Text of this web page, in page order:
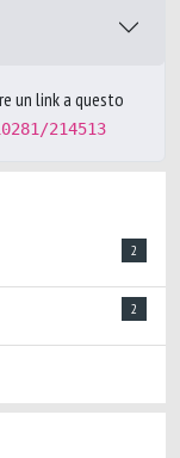
un link a questo
214513
2
2